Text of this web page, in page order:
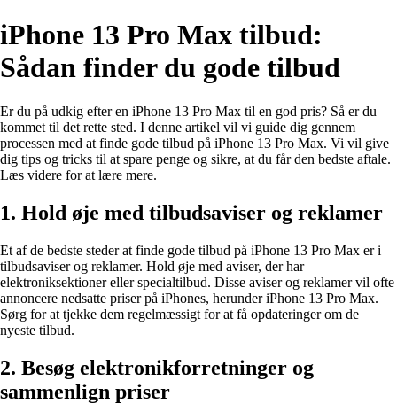
iPhone 13 Pro Max tilbud:
Sådan finder du gode tilbud
Er du på udkig efter en iPhone 13 Pro Max til en god pris? Så er du
kommet til det rette sted. I denne artikel vil vi guide dig gennem
processen med at finde gode tilbud på iPhone 13 Pro Max. Vi vil give
dig tips og tricks til at spare penge og sikre, at du får den bedste aftale.
Læs videre for at lære mere.
1. Hold øje med tilbudsaviser og reklamer
Et af de bedste steder at finde gode tilbud på iPhone 13 Pro Max er i
tilbudsaviser og reklamer. Hold øje med aviser, der har
elektroniksektioner eller specialtilbud. Disse aviser og reklamer vil ofte
annoncere nedsatte priser på iPhones, herunder iPhone 13 Pro Max.
Sørg for at tjekke dem regelmæssigt for at få opdateringer om de
nyeste tilbud.
2. Besøg elektronikforretninger og
sammenlign priser